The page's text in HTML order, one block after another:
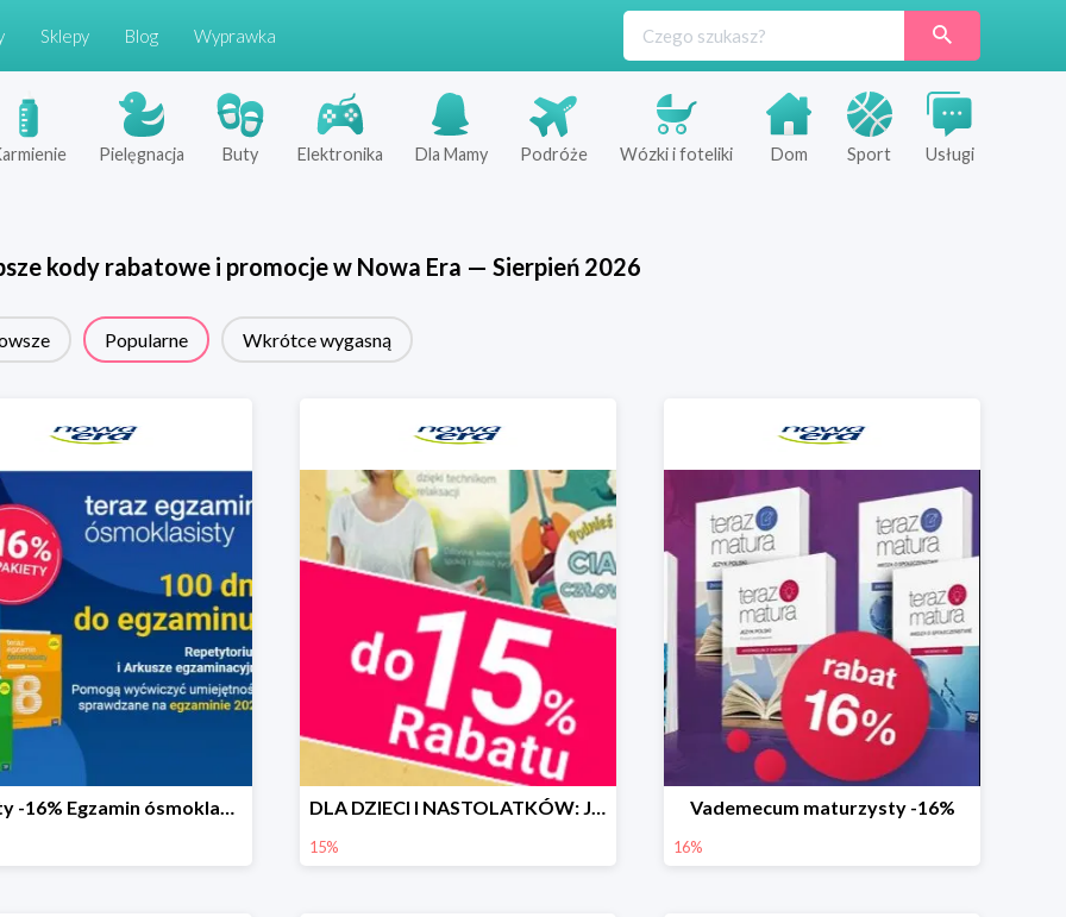
Sklepy Blog Wyprawka
Pielęgnacja Buty Elektronika Dla Mamy Podróże Wózki i foteliki Dom Sport Usługi
kody rabatowe i promocje w Nowa Era — Sierpień 2026
Popularne Wkrótce wygasną
Pakiety -16% Egzamin ósmoklasisty DLA DZIECI I NASTOLATKÓW: Jak działa moje ciało?
15%
Vademecum maturzysty -16%
16%